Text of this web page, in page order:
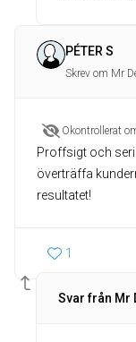
PÉTER S
Skrev om Mr
Okontrollerat
Proffsigt och
överträffa
resultatet!
1
Svar från Mr